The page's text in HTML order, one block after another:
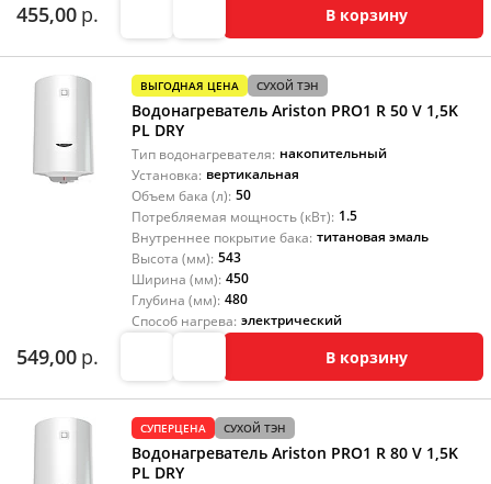
455,00 р. В корзину
ВЫГОДНАЯ ЦЕНА СУХОЙ ТЭН
Водонагреватель Ariston PRO1 R 50 V 1,5K
PL DRY
Тип водонагревателя: накопительный
Установка: вертикальная
Объем бака (л): 50
Потребляемая мощность (кВт): 1.5
Внутреннее покрытие бака: титановая эмаль
Высота (мм): 543
Ширина (мм): 450
Глубина (мм): 480
Способ нагрева: электрический
549,00 р. В корзину
СУПЕРЦЕНА СУХОЙ ТЭН
Водонагреватель Ariston PRO1 R 80 V 1,5K
PL DRY